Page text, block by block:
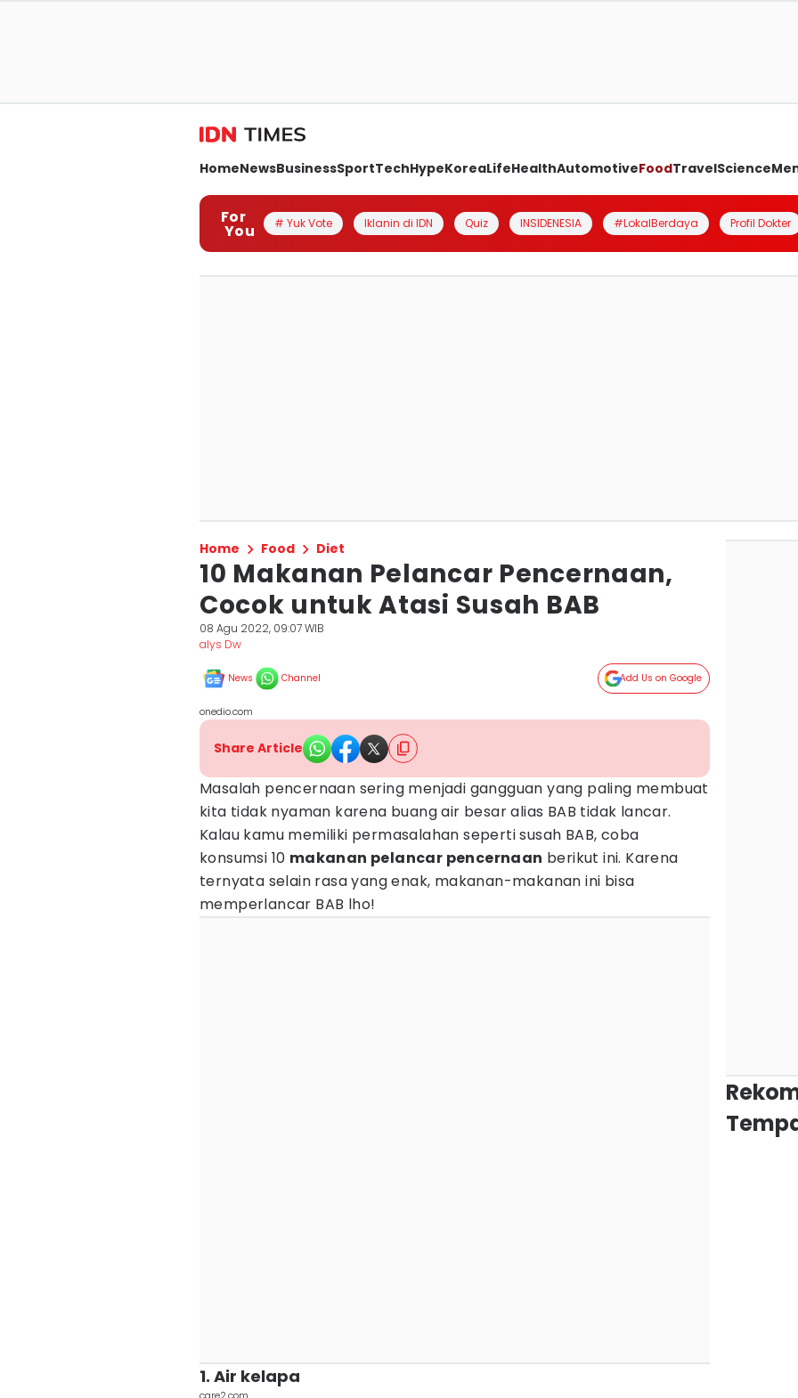
HomeNewsBusinessSportTechHypeKoreaLifeHealthAutomotiveFoodTravelScience
For
You # Yuk Vote Iklanin di IDN Quiz INSIDENESIA #LokalBerdaya Profil Dokter
Home Food Diet
10 Makanan Pelancar Pencernaan,
Cocok untuk Atasi Susah BAB
08 Agu 2022, 09:07 WIB
alys Dw
News Channel Add Us on Google
onedio.com
Share Article
Masalah pencernaan sering menjadi gangguan yang paling membuat
kita tidak nyaman karena buang air besar alias BAB tidak lancar.
Kalau kamu memiliki permasalahan seperti susah BAB, coba
konsumsi 10 makanan pelancar pencernaan berikut ini. Karena
ternyata selain rasa yang enak, makanan-makanan ini bisa
memperlancar BAB lho!
1. Air kelapa